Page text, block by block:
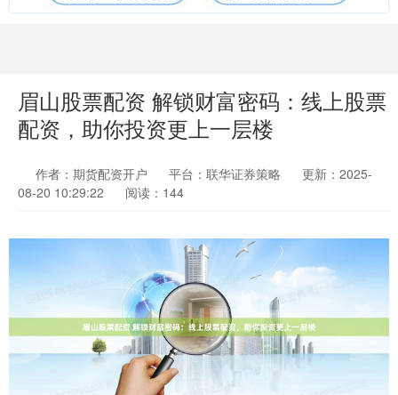
眉山股票配资 解锁财富密码：线上股票
配资，助你投资更上一层楼
作者：期货配资开户 平台：联华证券策略
更新：2025-
08-20 10:29:22
阅读：144